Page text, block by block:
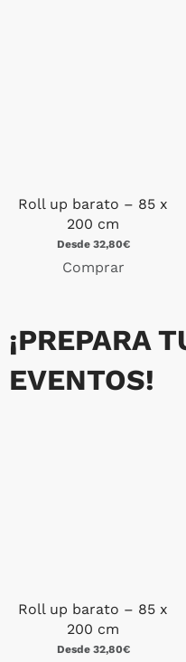
Roll up barato – 85 x
200 cm
Desde 32,80€
Comprar
¡PREPARA
EVENTOS!
Roll up barato – 85 x
200 cm
Desde 32,80€